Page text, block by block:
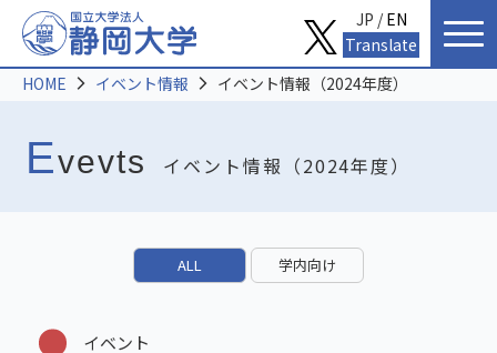
Evevts イベント情報（2024年度）
HOME イベント情報 イベント情報（2024年度）
ALL 学内向け
イベント
JP /EN
Translate